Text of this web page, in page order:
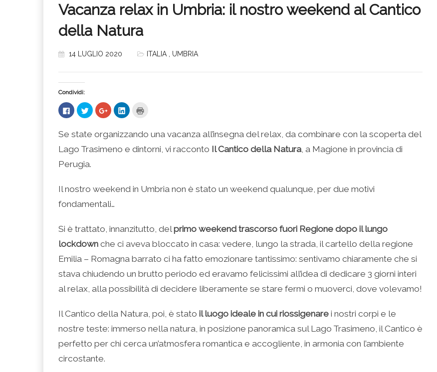
Vacanza relax in Umbria: il nostro weekend al Cantico
della Natura
14 LUGLIO 2020 ITALIA UMBRIA
Condividi:
Fai
clic
su
Facebook
apre
in
una
nuova
Fai
clic
condividere
su
Twitter
(Si
una
Fai
clic
condividere
su
(Si
Fai
clic
condividere
su
LinkedIn
(Si
stampare
(Si
apre
in
Se state organizzando una vacanza all’insegna del relax, da combinare con la scoperta del
Lago Trasimeno e dintorni, vi racconto Il Cantico della Natura, a Magione in provincia di
Perugia.
Il nostro weekend in Umbria non è stato un weekend qualunque, per due motivi
fondamentali…
Si è trattato, innanzitutto, del primo weekend trascorso fuori Regione dopo il lungo
lockdown che ci aveva bloccato in casa: vedere, lungo la strada, il cartello della regione
Emilia – Romagna barrato ci ha fatto emozionare tantissimo: sentivamo chiaramente che si
stava chiudendo un brutto periodo ed eravamo felicissimi all’idea di dedicare 3 giorni interi
al relax, alla possibilità di decidere liberamente se stare fermi o muoverci, dove volevamo!
Il Cantico della Natura, poi, è stato il luogo ideale in cui riossigenare i nostri corpi e le
nostre teste: immerso nella natura, in posizione panoramica sul Lago Trasimeno, il Cantico è
perfetto per chi cerca un’atmosfera romantica e accogliente, in armonia con l’ambiente
circostante.